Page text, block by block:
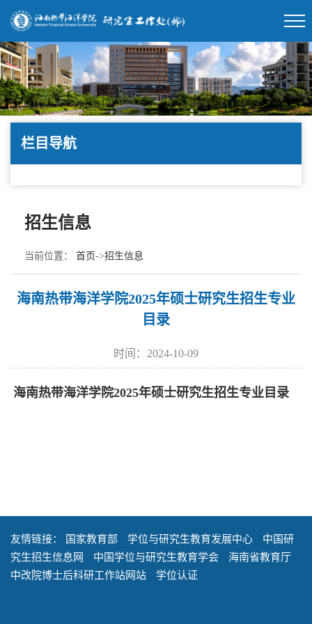
栏目导航
招生信息
当前位置： 首页->招生信息
海南热带海洋学院2025年硕士研究生招生专业
目录
时间：2024-10-09
海南热带海洋学院2025年硕士研究生招生专业目录
友情链接： 国家教育部 学位与研究生教育发展中心
中国研
究生招生信息网
中国学位与研究生教育学会
海南省教育厅
中改院博士后科研工作站网站
学位认证